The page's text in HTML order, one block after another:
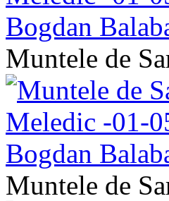
Muntele de
Muntele de